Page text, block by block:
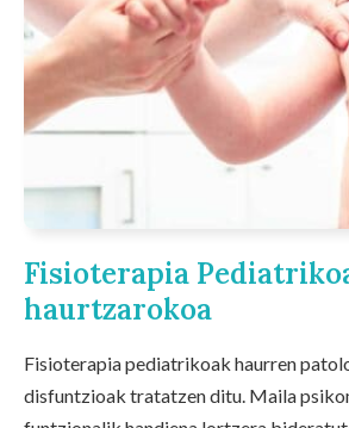
Fisioterapia
haurtzarokoa
Fisioterapia pediatrikoak haurren
disfuntzioak tratatzen ditu. Maila